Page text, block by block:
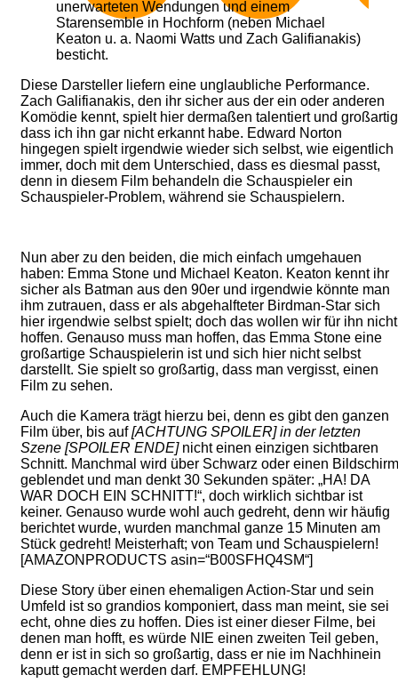
unerwarteten Wendungen und einem
Starensemble in Hochform (neben Michael
Keaton u. a. Naomi Watts und Zach Galifianakis)
besticht.
Diese Darsteller liefern eine unglaubliche Performance.
Zach Galifianakis, den ihr sicher aus der ein oder anderen
Komödie kennt, spielt hier dermaßen talentiert und
dass ich ihn gar nicht erkannt habe. Edward Norton
hingegen spielt irgendwie wieder sich selbst, wie eigentlich
immer, doch mit dem Unterschied, dass es diesmal passt,
denn in diesem Film behandeln die Schauspieler ein
Schauspieler-Problem, während sie Schauspielern.
Nun aber zu den beiden, die mich einfach umgehauen
haben: Emma Stone und Michael Keaton. Keaton kennt ihr
sicher als Batman aus den 90er und irgendwie könnte man
ihm zutrauen, dass er als abgehalfteter Birdman-Star sich
hier irgendwie selbst spielt; doch das wollen wir für ihn nicht
hoffen. Genauso muss man hoffen, das Emma Stone eine
großartige Schauspielerin ist und sich hier nicht selbst
darstellt. Sie spielt so großartig, dass man vergisst, einen
Film zu sehen.
Auch die Kamera trägt hierzu bei, denn es gibt den ganzen
Film über, bis auf[ACHTUNG SPOILER] in der letzten
Szene [SPOILER ENDE]nicht einen einzigen sichtbaren
Schnitt. Manchmal wird über Schwarz oder einen Bildschirm
geblendet und man denkt 30 Sekunden später: „HA! DA
WAR DOCH EIN SCHNITT!“, doch wirklich sichtbar ist
keiner. Genauso wurde wohl auch gedreht, denn wir häufig
berichtet wurde, wurden manchmal ganze 15 Minuten am
Stück gedreht! Meisterhaft; von Team und Schauspielern!
[AMAZONPRODUCTS asin=“B00SFHQ4SM“]
Diese Story über einen ehemaligen Action-Star und sein
Umfeld ist so grandios komponiert, dass man meint, sie sei
echt, ohne dies zu hoffen. Dies ist einer dieser Filme, bei
denen man hofft, es würde NIE einen zweiten Teil geben,
denn er ist in sich so großartig, dass er nie im Nachhinein
kaputt gemacht werden darf. EMPFEHLUNG!